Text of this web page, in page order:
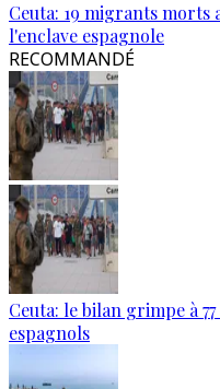
Ceuta: 19 migrants morts
l'enclave espagnole
RECOMMANDÉ
Ceuta: le bilan grimpe à
espagnols